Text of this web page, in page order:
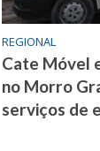
REGIONAL
Cate Móvel
no Morro
serviços de